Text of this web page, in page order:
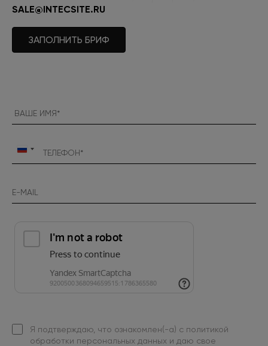
SALE@INTECSITE.RU
ЗАПОЛНИТЬ БРИФ
Россия
Я подтверждаю, что ознакомлен(-а) с политикой
обработки персональных данных и даю свое